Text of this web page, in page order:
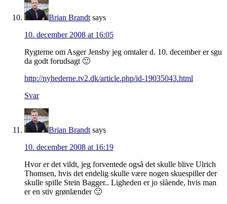
Brian Brandt says
10. december 2008 at 16:05
Rygterne om Asger Jensby jeg omtaler d. 10. december er sgu
da godt forudsagt 🙂
http://nyhederne.tv2.dk/article.php/id-19035043.html
Svar
Brian Brandt says
10. december 2008 at 16:19
Hvor er det vildt, jeg forventede også det skulle blive Ulrich
Thomsen, hvis det endelig skulle være nogen skuespiller der
skulle spille Stein Bagger.. Ligheden er jo slående, hvis man
er en stiv grønlænder 🙂